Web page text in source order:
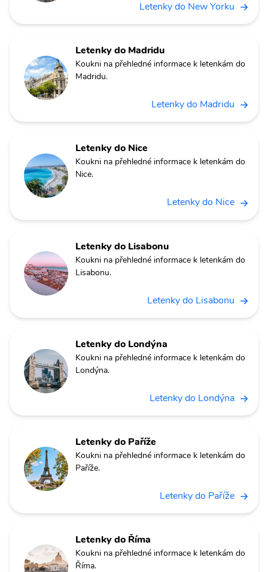
Letenky do New Yorku
Letenky do Madridu
Koukni na přehledné informace k letenkám do
Madridu.
Letenky do Madridu
Letenky do Nice
Koukni na přehledné informace k letenkám do
Nice.
Letenky do Nice
Letenky do Lisabonu
Koukni na přehledné informace k letenkám do
Lisabonu.
Letenky do Lisabonu
Letenky do Londýna
Koukni na přehledné informace k letenkám do
Londýna.
Letenky do Londýna
Letenky do Paříže
Koukni na přehledné informace k letenkám do
Paříže.
Letenky do Paříže
Letenky do Říma
Koukni na přehledné informace k letenkám do
Říma.